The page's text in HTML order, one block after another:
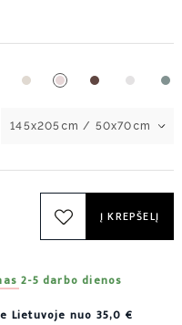
145x205cm / 50x70cm
Į KREPŠELĮ
2-5 darbo dienos
Lietuvoje nuo 35,0 €